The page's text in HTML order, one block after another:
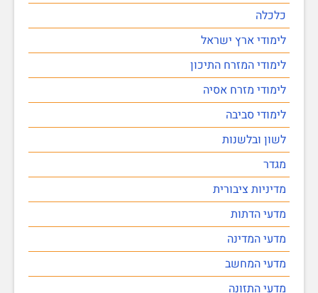
כלכלה
לימודי ארץ ישראל
לימודי המזרח התיכון
לימודי מזרח אסיה
לימודי סביבה
לשון ובלשנות
מגדר
מדיניות ציבורית
מדעי הדתות
מדעי המדינה
מדעי המחשב
מדעי התזונה